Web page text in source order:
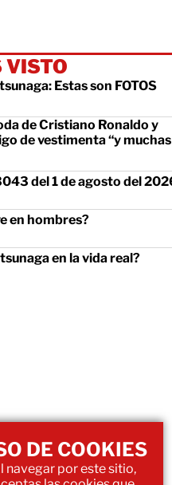
VISTO
Estas son FOTOS
de Cristiano Ronaldo y
de vestimenta “y muchas
del 1 de agosto del
en hombres?
en la vida real?
DE COOKIES
navegar por este sitio,